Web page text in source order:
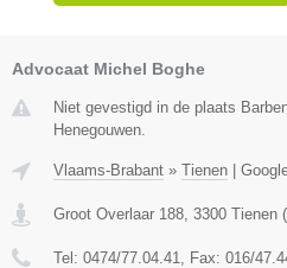
Advocaat Michel Boghe
Niet gevestigd in de plaats
Henegouwen.
Vlaams-Brabant » Tienen
Groot Overlaar 188 3300 Tienen (
Tel: 0474/77.04.41 , Fax: 016/